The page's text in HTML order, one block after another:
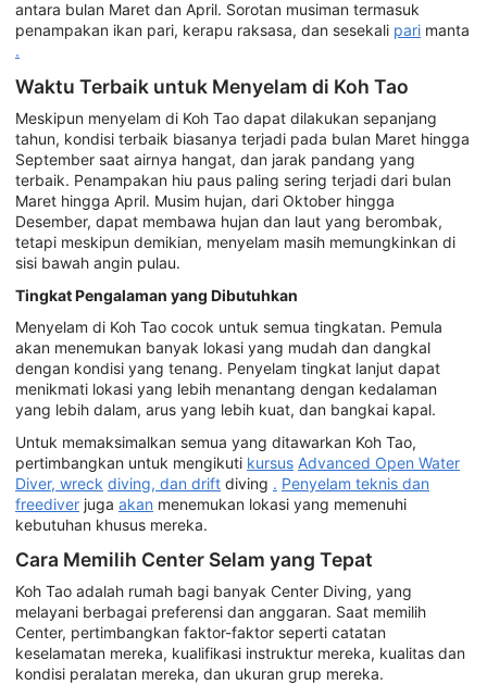
antara bulan Maret dan April. Sorotan musiman termasuk
penampakan ikan pari, kerapu raksasa, dan sesekali pari manta
.
Waktu Terbaik untuk Menyelam di Koh Tao
Meskipun menyelam di Koh Tao dapat dilakukan sepanjang
tahun, kondisi terbaik biasanya terjadi pada bulan Maret hingga
September saat airnya hangat, dan jarak pandang yang
terbaik. Penampakan hiu paus paling sering terjadi dari bulan
Maret hingga April. Musim hujan, dari Oktober hingga
Desember, dapat membawa hujan dan laut yang berombak,
tetapi meskipun demikian, menyelam masih memungkinkan di
sisi bawah angin pulau.
Tingkat Pengalaman yang Dibutuhkan
Menyelam di Koh Tao cocok untuk semua tingkatan. Pemula
akan menemukan banyak lokasi yang mudah dan dangkal
dengan kondisi yang tenang. Penyelam tingkat lanjut dapat
menikmati lokasi yang lebih menantang dengan kedalaman
yang lebih dalam, arus yang lebih kuat, dan bangkai kapal.
Untuk memaksimalkan semua yang ditawarkan Koh Tao,
pertimbangkan untuk mengikuti kursus Advanced Open Water
Diver, wreck diving, dan drift diving . Penyelam teknis dan
freediver juga akan menemukan lokasi yang memenuhi
kebutuhan khusus mereka.
Cara Memilih Center Selam yang Tepat
Koh Tao adalah rumah bagi banyak Center Diving, yang
melayani berbagai preferensi dan anggaran. Saat memilih
Center, pertimbangkan faktor-faktor seperti catatan
keselamatan mereka, kualifikasi instruktur mereka, kualitas dan
kondisi peralatan mereka, dan ukuran grup mereka.